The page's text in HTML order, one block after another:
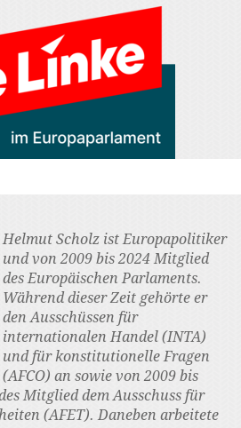
Helmut Scholz ist Europapolitiker
und von 2009 bis 2024 Mitglied
des Europäischen Parlaments.
Während dieser Zeit gehörte er
den Ausschüssen für
internationalen Handel (INTA)
und für konstitutionelle Fragen
(AFCO) an sowie von 2009 bis
Mitglied dem Ausschuss für
(AFET). Daneben arbeitete